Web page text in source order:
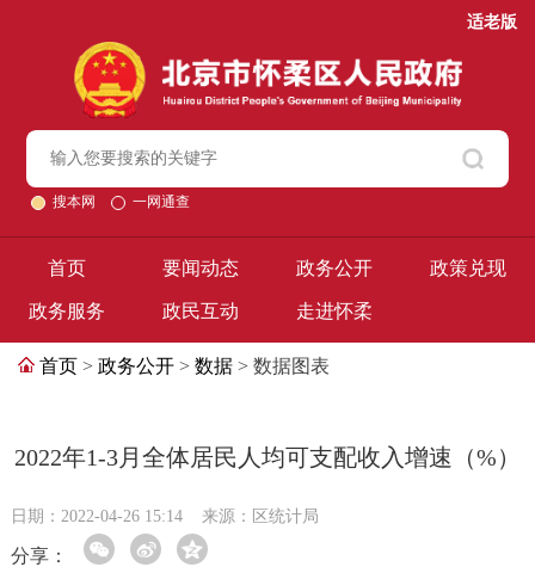
适老版
搜本网 一网通查
首页 要闻动态 政务公开 政策兑现
政务服务 政民互动 走进怀柔
首页 > 政务公开 > 数据 > 数据图表
2022年1-3月全体居民人均可支配收入增速（%）
日期：2022-04-26 15:14 来源：区统计局
分享：